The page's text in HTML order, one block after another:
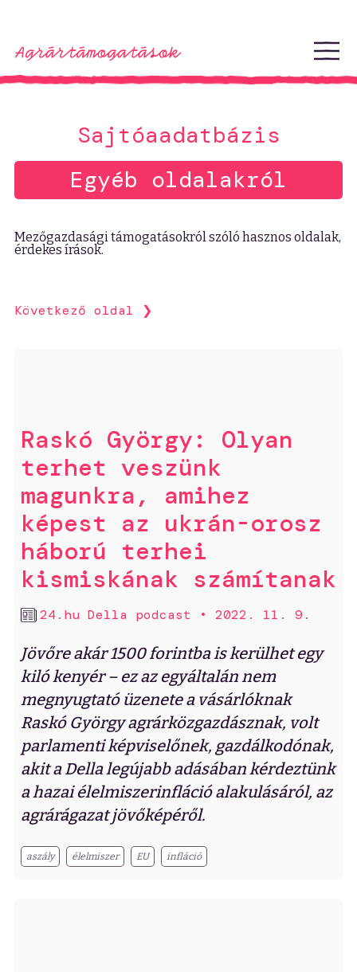
Sajtóaadatbázis
Egyéb oldalakról
Mezőgazdasági támogatásokról szóló hasznos oldalak,
érdekes írások.
Következő oldal ❯
Raskó György: Olyan
terhet veszünk
magunkra, amihez
képest az ukrán-orosz
háború terhei
kismiskának számítanak
24.hu Della podcast • 2022. 11. 9.
Jövőre akár 1500 forintba is kerülhet egy
kiló kenyér – ez az egyáltalán nem
megnyugtató üzenete a vásárlóknak
Raskó György agrárközgazdásznak, volt
parlamenti képviselőnek, gazdálkodónak,
akit a Della legújabb adásában kérdeztünk
a hazai élelmiszerinfláció alakulásáról, az
agrárágazat jövőképéről.
aszály élelmiszer EU infláció